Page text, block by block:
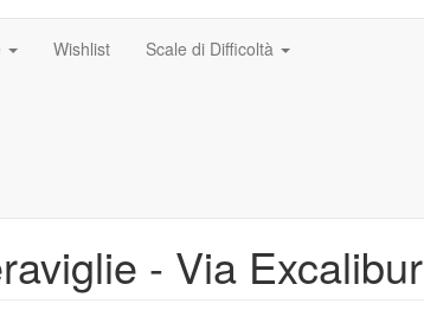
Wishlist Scale di Difficoltà
- Via Excalibur